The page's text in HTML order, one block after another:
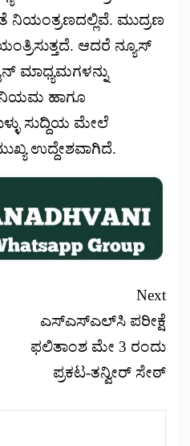
ನಿಯಂತ್ರಣದಲ್ಲಿವೆ. ಮುದ್ರಣ
ಆದರೆ ನ್ಯೂಸ್
ಮಾಧ್ಯಮಗಳನ್ನು
ನಿಯಮ ಹಾಗೂ
ಸುದ್ದಿಯ ಮೇಲೆ
ಉದ್ದೇಶವಾಗಿದೆ.
Next
ಎಸ್‌ಎಸ್‌ಎಲ್‌ಸಿ ಪರೀಕ್ಷೆ
ಫಲಿತಾಂಶ ಮೇ 3 ರಂದು
ಪ್ರಕಟ-ತನ್ವೀರ್‌ ಸೇಠ್‌